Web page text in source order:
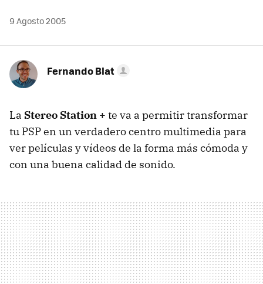
9 Agosto 2005
Fernando Blat
La Stereo Station + te va a permitir transformar
tu PSP en un verdadero centro multimedia para
ver películas y vídeos de la forma más cómoda y
con una buena calidad de sonido.